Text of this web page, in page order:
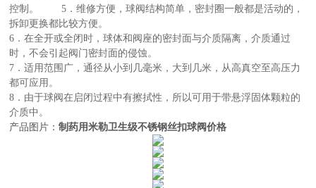
控制。 5．维修方便，球阀结构简单，密封圈一般都是活动的，
拆卸更换都比较方便。
6．在全开或全闭时，球体和阀座的密封面与介质隔离，介质通过
时，不会引起阀门密封面的侵蚀。
7．适用范围广，通径从小到几毫米，大到几米，从高真空至高压力
都可应用。
8．由于球阀在启闭过程中有擦拭性，所以可用于带悬浮固体颗粒的
介质中。
产品图片：制药用米勒卫生级不锈钢丝扣球阀价格